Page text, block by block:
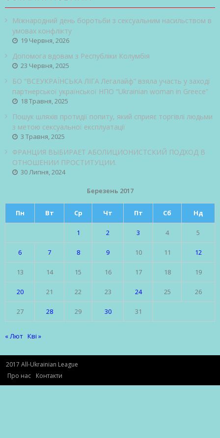
Міжнародний день боротьби з сексуальним насильством в
умовах конфлікту
19 Червня, 2026
Допомога вдовам з Республіки Колумбія
23 Червня, 2025
БО “ВСЕУКРАЇНСЬКА ЛІГА Легалайф” взяла участь у заході
партнерської української НПО “Ukrainian woman in Greece”
18 Травня, 2025
Пошук шляхів протидії попиту, який сприяє торгівлі людьми
з метою сексуальної експлуатації
3 Травня, 2025
ФРАНЦИЯ ВЫБИРАЕТ АБОЛИЦИОНИСТСКИЙ ПОДХОД В
ОТНОШЕНИИ ПРОСТИТУЦИИ.
30 Липня, 2024
Березень 2017
Пн Вт Ср Чт Пт Сб Нд
1 2 3 4 5
6 7 8 9 10 11 12
13 14 15 16 17 18 19
20 21 22 23 24 25 26
27 28 29 30 31
« Лют Кві »
2017 All-Ukrainian League
Про нас
Контакти